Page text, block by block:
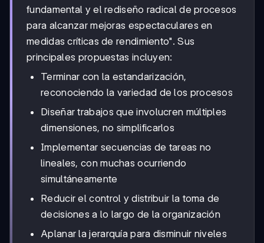
fundamental y el rediseño radical de procesos
para alcanzar mejoras espectaculares en
medidas críticas de rendimiento". Sus
principales propuestas incluyen:
Terminar con la estandarización,
reconociendo la variedad de los procesos
Diseñar trabajos que involucren múltiples
dimensiones, no simplificarlos
Implementar secuencias de tareas no
lineales, con muchas ocurriendo
simultáneamente
Reducir el control y distribuir la toma de
decisiones a lo largo de la organización
Aplanar la jerarquía para disminuir niveles